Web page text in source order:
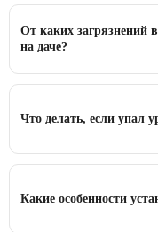
От каких загрязнений
на даче?
Что делать, если упал
Какие особенности